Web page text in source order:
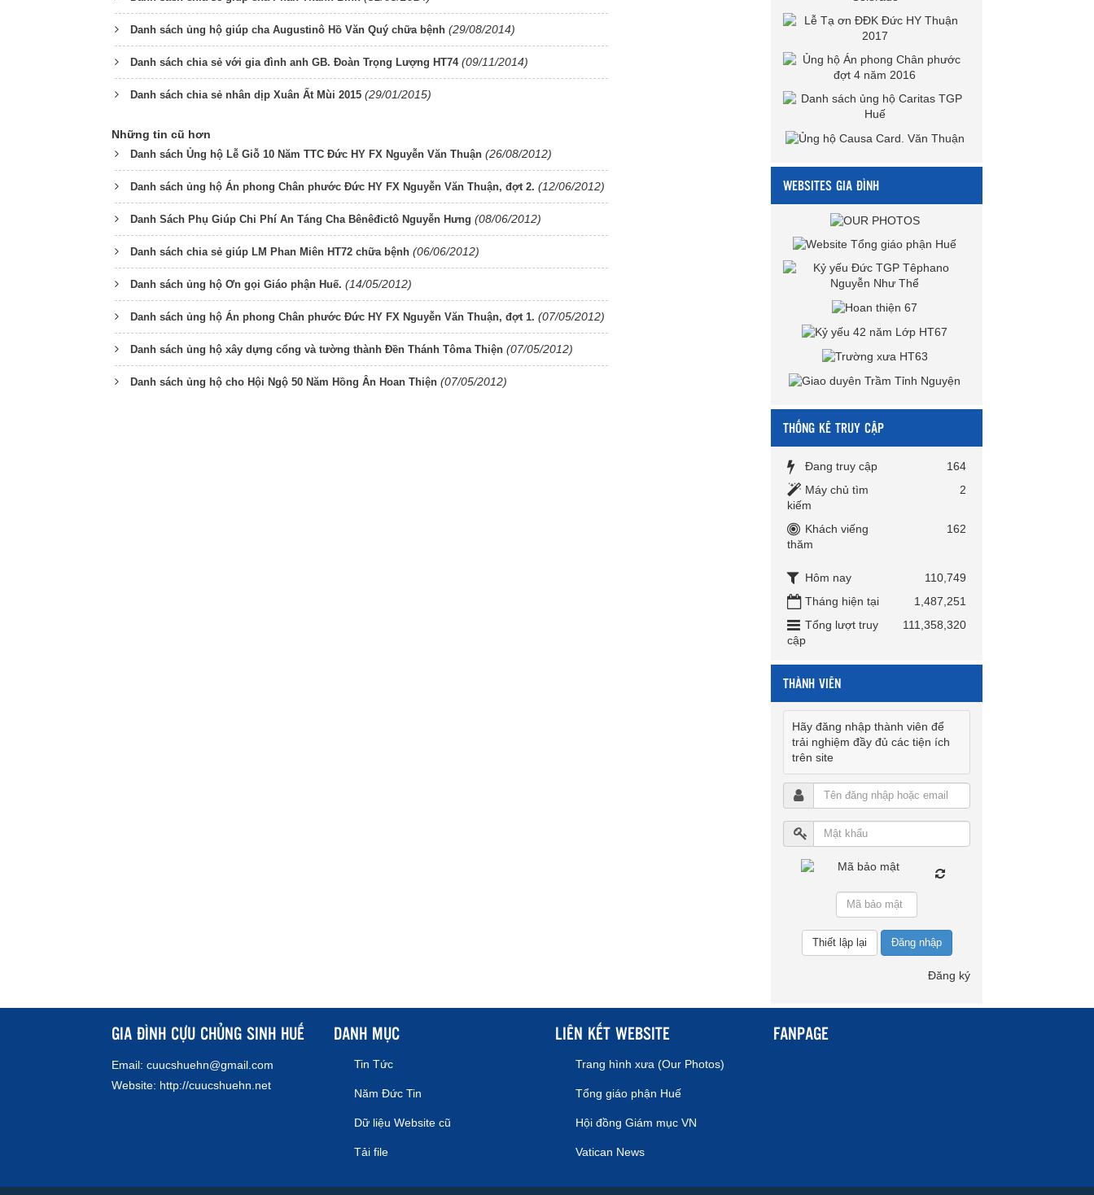
Danh sách ủng hộ giúp cha Augustinô Hồ Văn Quý chữa bệnh (29/08/2014)
Danh sách chia sẻ với gia đình anh GB. Đoàn Trọng Lượng HT74 (09/11/2014)
Danh sách chia sẻ nhân dịp Xuân Ất Mùi 2015 (29/01/2015)
Những tin cũ hơn
Danh sách Ủng hộ Lễ Giỗ 10 Năm TTC Đức HY FX Nguyễn Văn Thuận (26/08/2012)
Danh sách ủng hộ Án phong Chân phước Đức HY FX Nguyễn Văn Thuận, đợt 2. (12/06/2012)
Danh Sách Phụ Giúp Chi Phí An Táng Cha Bênêđictô Nguyễn Hưng (08/06/2012)
Danh sách chia sẻ giúp LM Phan Miên HT72 chữa bệnh (06/06/2012)
Danh sách ủng hộ Ơn gọi Giáo phận Huế. (14/05/2012)
Danh sách ủng hộ Án phong Chân phước Đức HY FX Nguyễn Văn Thuận, đợt 1. (07/05/2012)
Danh sách ủng hộ xây dựng cổng và tường thành Đền Thánh Tôma Thiện (07/05/2012)
Danh sách ủng hộ cho Hội Ngộ 50 Năm Hồng Ân Hoan Thiện (07/05/2012)
WEBSITES GIA ĐÌNH
THỐNG KÊ TRUY CẬP
Đang truy cập
164
Máy chủ tìm
kiếm
2
Khách viếng
thăm
162
Hôm nay
110,749
Tháng hiện tại
1,487,251
Tổng lượt truy
cập
111,358,320
THÀNH VIÊN
Hãy đăng nhập thành viên để
trải nghiệm đầy đủ các tiện ích
trên site
Đăng nhập
Đăng ký
GIA ĐÌNH CỰU CHỦNG SINH HUẾ
Email: cuucshuehn@gmail.com
Website: http://cuucshuehn.net
DANH MỤC
Tin Tức
Năm Đức Tin
Dữ liệu Website cũ
Tải file
LIÊN KẾT WEBSITE
Trang hình xưa (Our Photos)
Tổng giáo phận Huế
Hội đồng Giám mục VN
Vatican News
FANPAGE